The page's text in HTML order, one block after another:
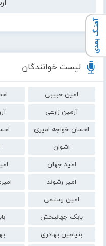
لیست خوانندگان
امین حبیبی
آرمین زارعی
احسان خواجه امیری
اشوان
امید جهان
امیر رشوند
امین رستمی
بابک جهانبخش
بنیامین بهادری
آهنـگ بعدی